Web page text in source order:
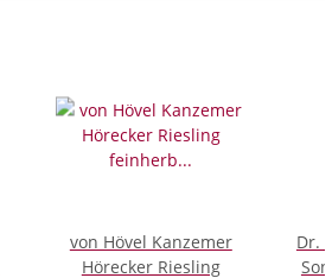
von Hövel Kanzemer
Hörecker Riesling
Dr.